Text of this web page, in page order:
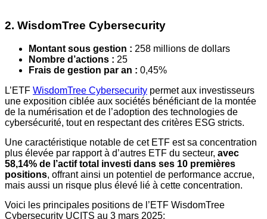
2. WisdomTree Cybersecurity
Montant sous gestion : 258 millions de dollars
Nombre d’actions : 25
Frais de gestion par an : 0,45%
L’ETF WisdomTree Cybersecurity permet aux investisseurs
une exposition ciblée aux sociétés bénéficiant de la montée
de la numérisation et de l’adoption des technologies de
cybersécurité, tout en respectant des critères ESG stricts.
Une caractéristique notable de cet ETF est sa concentration
plus élevée par rapport à d’autres ETF du secteur, avec
58,14% de l’actif total investi dans ses 10 premières
positions, offrant ainsi un potentiel de performance accrue,
mais aussi un risque plus élevé lié à cette concentration.
Voici les principales positions de l’ETF WisdomTree
Cybersecurity UCITS au 3 mars 2025: